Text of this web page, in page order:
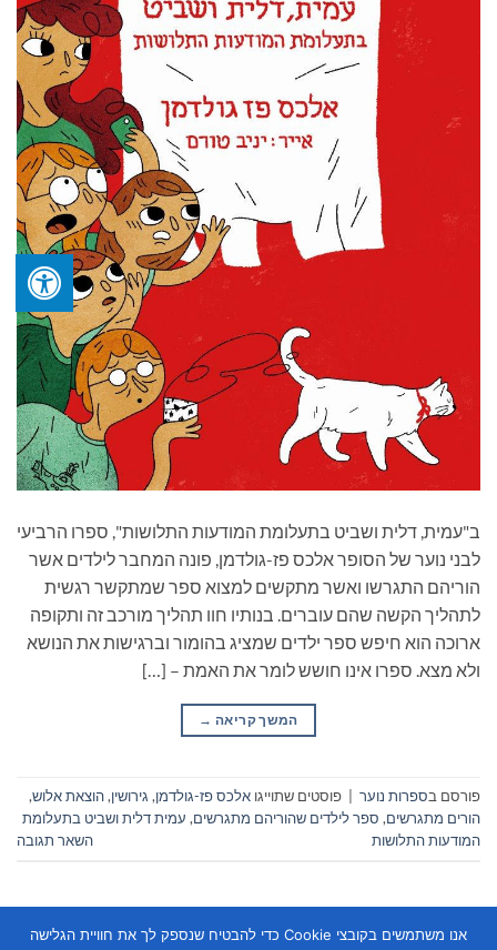
ב"עמית, דלית ושביט בתעלומת המודעות התלושות", ספרו הרביעי
לבני נוער של הסופר אלכס פז-גולדמן, פונה המחבר לילדים אשר
הוריהם התגרשו ואשר מתקשים למצוא ספר שמתקשר רגשית
לתהליך הקשה שהם עוברים. בנותיו חוו תהליך מורכב זה ותקופה
ארוכה הוא חיפש ספר ילדים שמציג בהומור וברגישות את הנושא
ולא מצא. ספרו אינו חושש לומר את האמת – […]
המשך קריאה →
פורסם בספרות נוער פוסטים שתוייגו אלכס פז-גולדמן, גירושין,הוצאת אלוש,
הורים מתגרשים, ספר לילדים שהוריהם מתגרשים, עמית דלית ושביט בתעלומת
המודעות התלושות
השאר תגובה
אנו משתמשים בקובצי Cookie כדי להבטיח שנספק לך את חוויית הגלישה